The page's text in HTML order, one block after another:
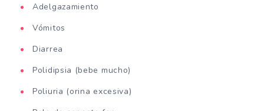
Adelgazamiento
Vómitos
Diarrea
Polidipsia (bebe mucho)
Poliuria (orina excesiva)